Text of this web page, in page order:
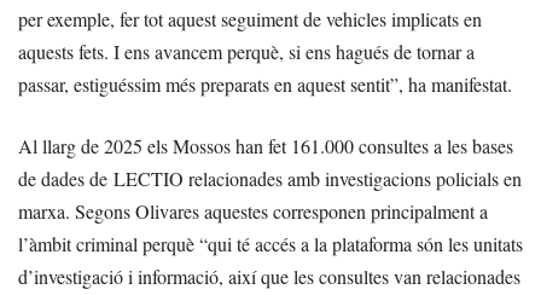
per exemple, fer tot aquest seguiment de vehicles implicats en
aquests fets. I ens avancem perquè, si ens hagués de tornar a
passar, estiguéssim més preparats en aquest sentit”, ha manifestat.
Al llarg de 2025 els Mossos han fet 161.000 consultes a les bases
de dades de LECTIO relacionades amb investigacions policials en
marxa. Segons Olivares aquestes corresponen principalment a
l’àmbit criminal perquè “qui té accés a la plataforma són les unitats
d’investigació i informació, així que les consultes van relacionades